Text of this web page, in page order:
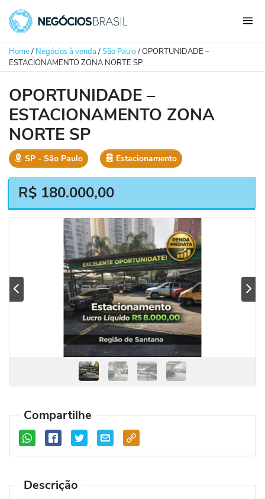
Home/ Negócios à venda/São Paulo/OPORTUNIDADE –
ESTACIONAMENTO ZONA NORTE SP
OPORTUNIDADE –
ESTACIONAMENTO ZONA
NORTE SP
SP ‐ São Paulo Estacionamento
R$ 180.000,00
Compartilhe
Descrição